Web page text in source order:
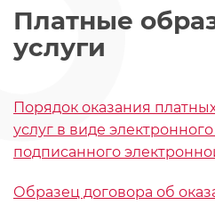
Платные
услуги
Порядок оказания
услуг в виде
подписанного
Образец договора об